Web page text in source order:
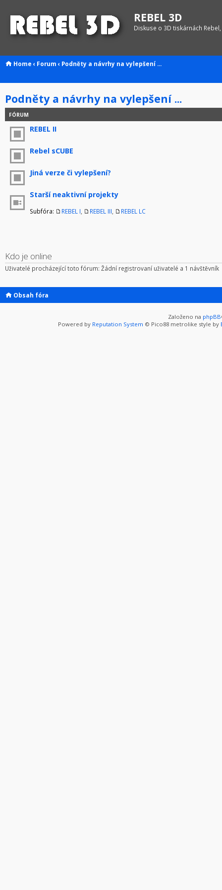
REBEL 3D
Diskuse o 3D tiskárnách
Home ‹ Forum ‹ Podněty a návrhy na vylepšení ...
Podněty a návrhy na vylepšení ...
FÓRUM
REBEL II
Rebel sCUBE
Jiná verze či vylepšení?
Starší neaktivní projekty
Subfóra: REBEL I, REBEL III, REBEL LC
Kdo je online
Uživatelé procházející toto fórum: Žádní registrovaní uživatelé a 1 návštěvník
Obsah fóra
Založeno na phpBB
Powered by Reputation System © Pico88 metrolike style by